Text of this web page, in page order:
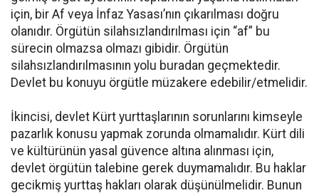
için, bir Af veya İnfaz Yasası’nın çıkarılması doğru
olanıdır. Örgütün silahsızlandırılması için “af” bu
sürecin olmazsa olmazı gibidir. Örgütün
silahsızlandırılmasının yolu buradan geçmektedir.
Devlet bu konuyu örgütle müzakere edebilir/etmelidir.
İkincisi, devlet Kürt yurttaşlarının sorunlarını kimseyle
pazarlık konusu yapmak zorunda olmamalıdır. Kürt dili
ve kültürünün yasal güvence altına alınması için,
devlet örgütün talebine gerek duymamalıdır. Bu haklar
gecikmiş yurttaş hakları olarak düşünülmelidir. Bunun